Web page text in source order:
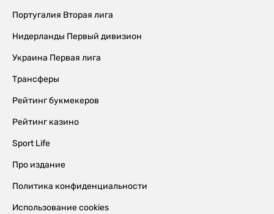
Португалия Вторая лига
Нидерланды Первый дивизион
Украина Первая лига
Трансферы
Рейтинг букмекеров
Рейтинг казино
Sport Life
Про издание
Политика конфиденциальности
Использование cookies